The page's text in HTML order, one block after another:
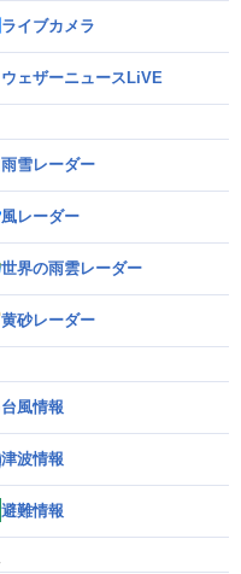
ライブカメラ
ウェザーニュースLiVE
雨雪レーダー
風レーダー
世界の雨雲レーダー
黄砂レーダー
台風情報
津波情報
避難情報